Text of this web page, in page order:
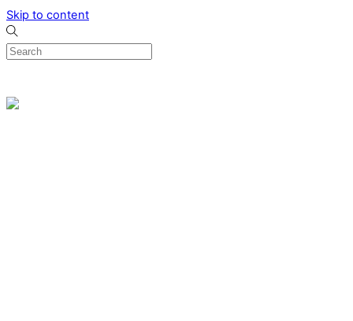
Skip to content